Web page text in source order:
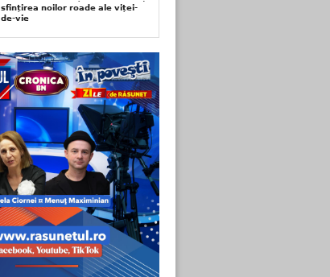
sfințirea noilor roade ale viței-
de-vie